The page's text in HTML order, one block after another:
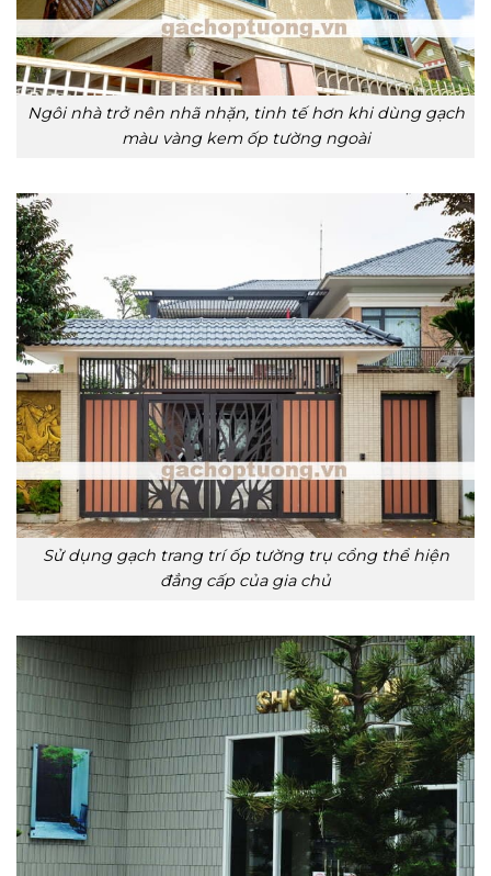
Ngôi nhà trở nên nhã nhặn, tinh tế hơn khi dùng gạch
màu vàng kem ốp tường ngoài
Sử dụng gạch trang trí ốp tường trụ cổng thể hiện
đẳng cấp của gia chủ